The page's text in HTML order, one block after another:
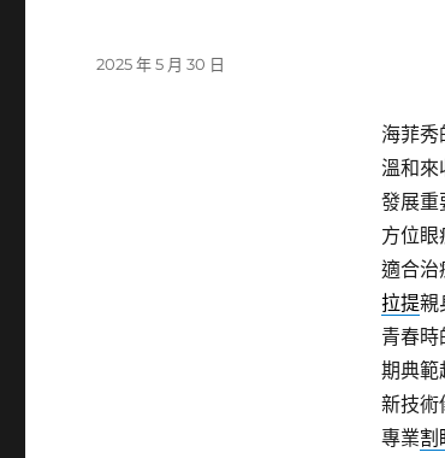
海菲
溫和
發展重
方位眼
適合治
拉提親
青春時
期典範
新技術
專業割
發
2025 年 5 月 30 日